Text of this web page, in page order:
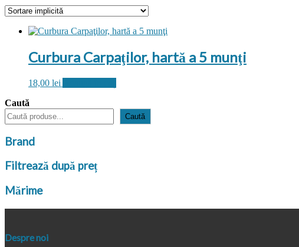
Curbura Carpaţilor, hartă a 5 munţi
18,00 lei
Caută
Caută
Brand
Filtrează după preț
Mărime
Despre noi